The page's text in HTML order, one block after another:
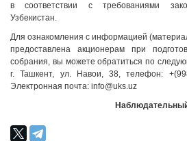
в соответствии с требованиями
Узбекистан.
Для ознакомления с информацией
предоставлена ​​акционерам при
собрания, вы можете обратиться по
г. Ташкент, ул. Навои, 38, телефон:
Электронная почта: info@uks.uz
Наблюдательн